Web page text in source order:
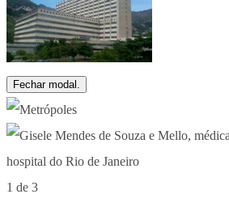
Fechar modal.
1 de 3